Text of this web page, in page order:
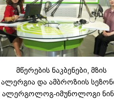
მწერების ნაკბენები, მზის
ალერგია და ამბროზიის
ალერგოლოგ-იმუნოლოგი